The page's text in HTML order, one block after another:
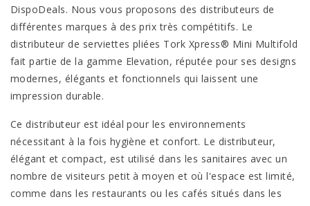
DispoDeals. Nous vous proposons des distributeurs de
différentes marques à des prix très compétitifs. Le
distributeur de serviettes pliées Tork Xpress® Mini Multifold
fait partie de la gamme Elevation, réputée pour ses designs
modernes, élégants et fonctionnels qui laissent une
impression durable.
Ce distributeur est idéal pour les environnements
nécessitant à la fois hygiène et confort. Le distributeur,
élégant et compact, est utilisé dans les sanitaires avec un
nombre de visiteurs petit à moyen et où l'espace est limité,
comme dans les restaurants ou les cafés situés dans les